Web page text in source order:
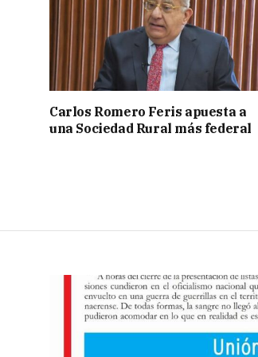
Carlos Romero Feris apuesta a
una Sociedad Rural más federal